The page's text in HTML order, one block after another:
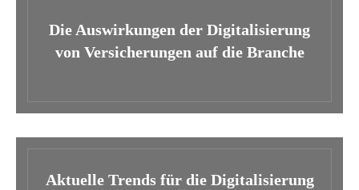
Die Auswirkungen der Digitalisierung
von Versicherungen auf die Branche
Aktuelle Trends für die Digitalisierung